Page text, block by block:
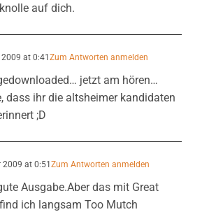
knolle auf dich.
at 0:41Zum Antworten anmelden
jetzt am hören…
dass ihr die altsheimer kandidaten
;D
2009 at 0:51Zum Antworten anmelden
Ausgabe.Aber das mit Great
ich langsam Too Mutch